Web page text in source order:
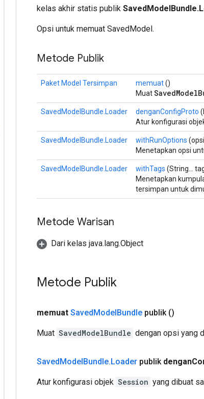
kelas akhir statis publik
Opsi untuk memuat SavedModel.
Metode Publik
Paket Model Tersimpan memuat()
Muat
SavedModelBundle.Loader denganConfigProto
Atur konfigurasi
SavedModelBundle.Loader withRunOptions
Menetapkan opsi
SavedModelBundle.Loader withTags (String...
Menetapkan
tersimpan untuk
Metode Warisan
Dari kelas java.lang.Object
Metode Publik
memuat SavedModelBundle publik ()
Muat SavedModelBundle dengan opsi yang
SavedModelBundle.Loader publik dengan
Atur konfigurasi objek Session yang dibuat